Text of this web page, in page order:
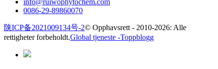
info@ruiwophytochem.com
0086-29-89860070
陕ICP备2021009134号-2© Opphavsrett - 2010-2026: Alle
rettigheter forbeholdt.Global tjeneste -Toppblogg